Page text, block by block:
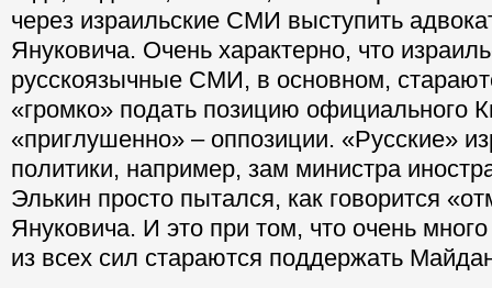
через израильские СМИ выступить
Януковича. Очень характерно, что
русскоязычные СМИ, в основном,
«громко» подать позицию официального
«приглушенно» – оппозиции. «Русские»
политики, например, зам министра
Элькин просто пытался, как говорится
Януковича. И это при том, что очень
из всех сил стараются поддержать